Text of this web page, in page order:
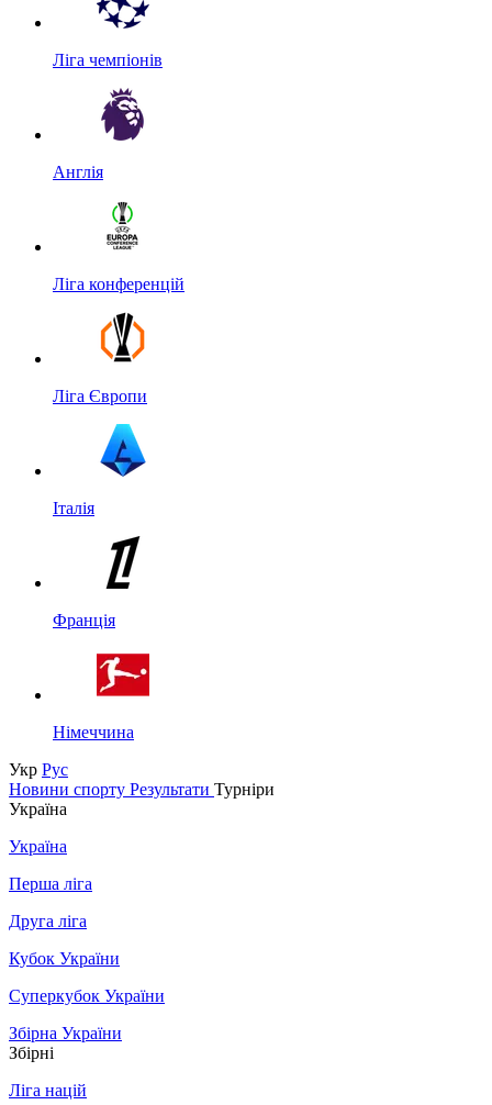
Ліга чемпіонів
Англія
Ліга конференцій
Ліга Європи
Італія
Франція
Німеччина
Укр Рус
Новини спорту Результати Турніри
Україна
Україна
Перша ліга
Друга ліга
Кубок України
Суперкубок України
Збірна України
Збірні
Ліга націй